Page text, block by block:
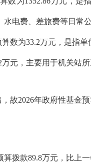
电费、差旅费等日常公
数为33.2万元，是指
元，主要用于机关站
故2026年政府性基金预
拨款89.8万元，比上